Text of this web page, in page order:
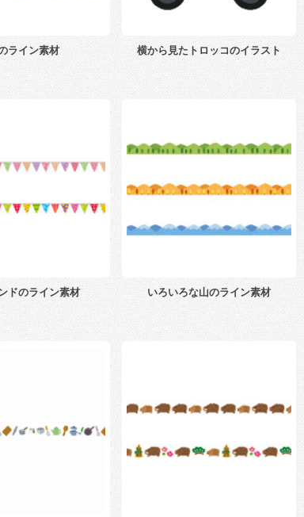
ライン素材 横から見たトロッコのイラスト
ドのライン素材 いろいろな山のライン素材